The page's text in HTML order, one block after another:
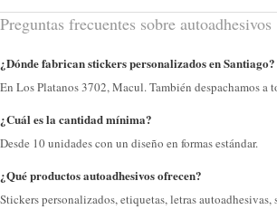
Preguntas frecuentes sobre autoadhesivos
¿Dónde fabrican stickers personalizados en Santiago?
En Los Platanos 3702, Macul. También despachamos a
¿Cuál es la cantidad mínima?
Desde 10 unidades con un diseño en formas estándar.
¿Qué productos autoadhesivos ofrecen?
Stickers personalizados, etiquetas, letras